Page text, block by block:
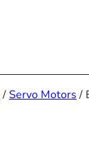
/Servo Motors /